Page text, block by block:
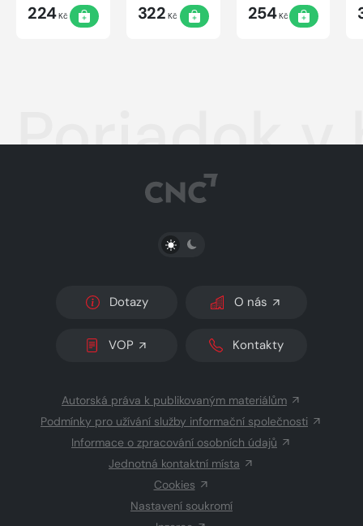
224Kč 322 Kč 254Kč
Poriadok v
PŘEPNOUT SVĚTLÝ/TMAVÝ REŽIM
Dotazy O nás
VOP Kontakty
Autorská práva k publikovaným materiálům
Podmínky pro užívání služby informační společnosti
Informace o zpracování osobních údajů
Jednotná kontaktní místa
Cookies
Nastavení soukromí